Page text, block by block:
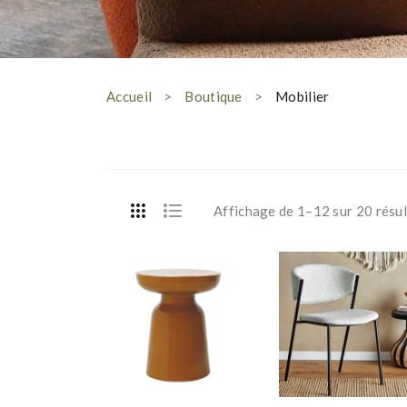
Accueil Boutique Mobilier
Affichage de 1–12 sur 20